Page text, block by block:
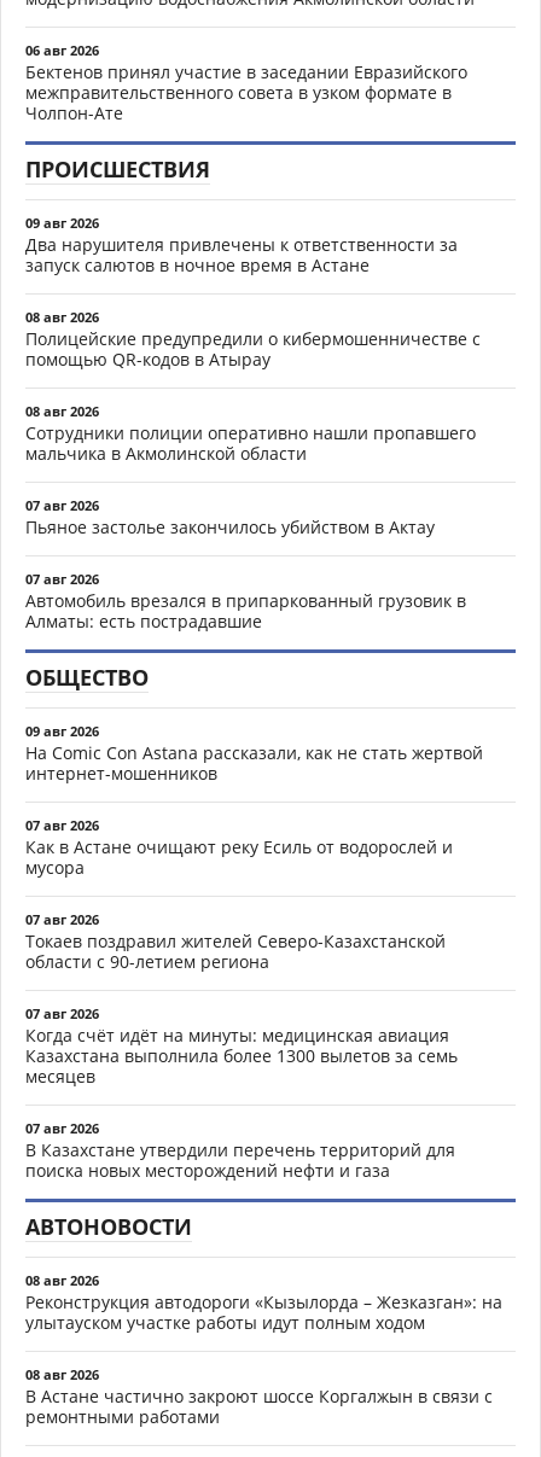
06 авг 2026
Бектенов принял участие в заседании Евразийского
межправительственного совета в узком формате в
Чолпон-Ате
ПРОИСШЕСТВИЯ
09 авг 2026
Два нарушителя привлечены к ответственности за
запуск салютов в ночное время в Астане
08 авг 2026
Полицейские предупредили о кибермошенничестве с
помощью QR-кодов в Атырау
08 авг 2026
Сотрудники полиции оперативно нашли пропавшего
мальчика в Акмолинской области
07 авг 2026
Пьяное застолье закончилось убийством в Актау
07 авг 2026
Автомобиль врезался в припаркованный грузовик в
Алматы: есть пострадавшие
ОБЩЕСТВО
09 авг 2026
На Comic Con Astana рассказали, как не стать жертвой
интернет-мошенников
07 авг 2026
Как в Астане очищают реку Есиль от водорослей и
мусора
07 авг 2026
Токаев поздравил жителей Северо-Казахстанской
области с 90-летием региона
07 авг 2026
Когда счёт идёт на минуты: медицинская авиация
Казахстана выполнила более 1300 вылетов за семь
месяцев
07 авг 2026
В Казахстане утвердили перечень территорий для
поиска новых месторождений нефти и газа
АВТОНОВОСТИ
08 авг 2026
Реконструкция автодороги «Кызылорда – Жезказган»: на
улытауском участке работы идут полным ходом
08 авг 2026
В Астане частично закроют шоссе Коргалжын в связи с
ремонтными работами